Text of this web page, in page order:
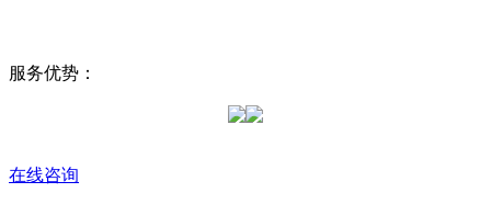
服务优势：
在线咨询